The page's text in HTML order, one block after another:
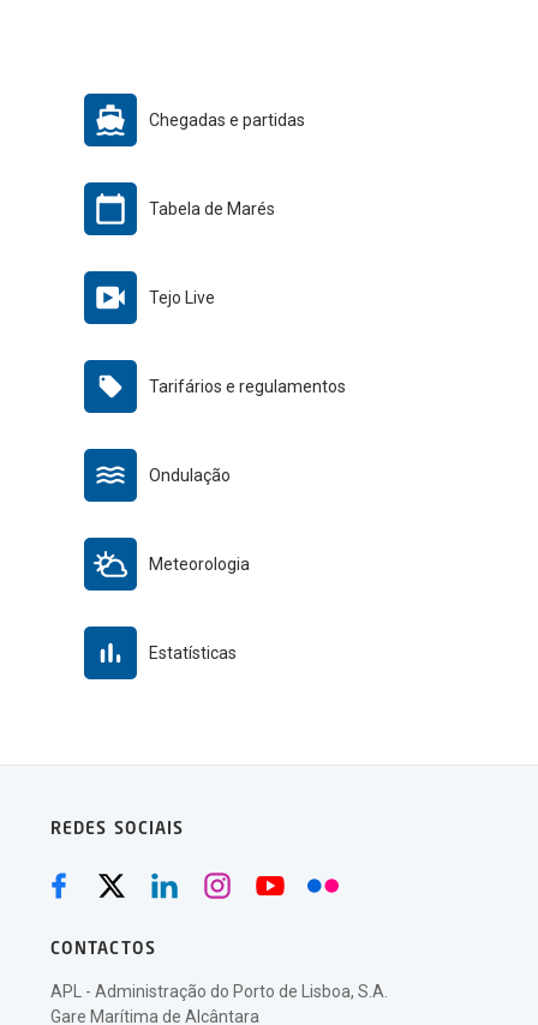
Chegadas e partidas
Tabela de Marés
Tejo Live
Tarifários e regulamentos
Ondulação
Meteorologia
Estatísticas
REDES SOCIAIS
CONTACTOS
APL - Administração do Porto de Lisboa, S.A.
Gare Marítima de Alcântara